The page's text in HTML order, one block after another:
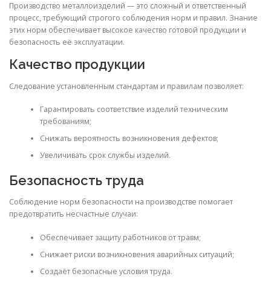
Производство металлоизделий — это сложный и ответственный
процесс, требующий строгого соблюдения норм и правил. Знание
этих норм обеспечивает высокое качество готовой продукции и
безопасность её эксплуатации.
Качество продукции
Следование установленным стандартам и правилам позволяет:
Гарантировать соответствие изделий техническим
требованиям;
Снижать вероятность возникновения дефектов;
Увеличивать срок службы изделий.
Безопасность труда
Соблюдение норм безопасности на производстве помогает
предотвратить несчастные случаи:
Обеспечивает защиту работников от травм;
Снижает риски возникновения аварийных ситуаций;
Создаёт безопасные условия труда.